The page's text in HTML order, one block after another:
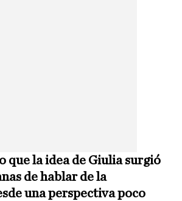
que la idea de Giulia surgió
de hablar de la
una perspectiva poco